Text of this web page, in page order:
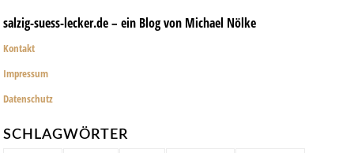
salzig-suess-lecker.de – ein Blog von Michael Nölke
Kontakt
Impressum
Datenschutz
SCHLAGWÖRTER